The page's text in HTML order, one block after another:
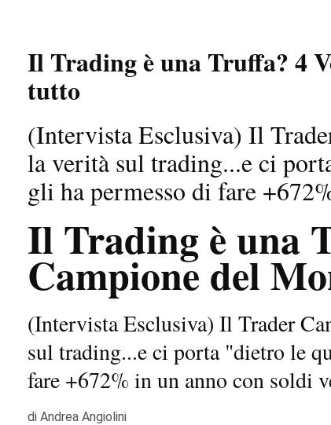
Il Trading è una Truffa? 4
tutto
(Intervista Esclusiva) Il
la verità sul trading...e ci
gli ha permesso di fare
Il Trading è una
Campione del
(Intervista Esclusiva) Il Trader
sul trading...e ci porta "dietro le
fare +672% in un anno con soldi
di Andrea Angiolini